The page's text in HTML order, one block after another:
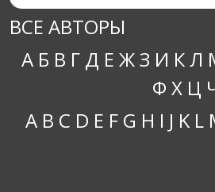
ВСЕ АВТОРЫ
А Б В Г Д Е ЖЗ И КЛ
Ф Х Ц
A B C D E F G H I J K L